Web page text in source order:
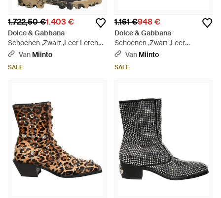
1.722,50 €1.403 €
Dolce & Gabbana
Schoenen ,Zwart ,Leer Leren
Biker Laarzen Tot Halverwege
Van Miinto
SALE
1.161 €948 €
Dolce & Gabbana
Schoenen ,Zwart ,Leer
Enkelboots Met Logo - Zwart
Van Miinto
SALE